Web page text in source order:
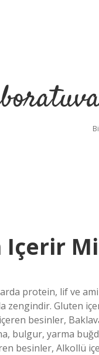
Içerir Mi
protein, lif ve
zengindir. Gluten
besinler,
bulgur, yarma
besinler, Alkollü